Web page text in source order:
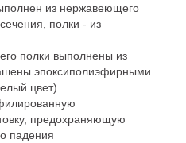
из нержавеющего
полки - из
полки выполнены из
эпоксиполиэфирными
цвет)
предохраняющую
падения